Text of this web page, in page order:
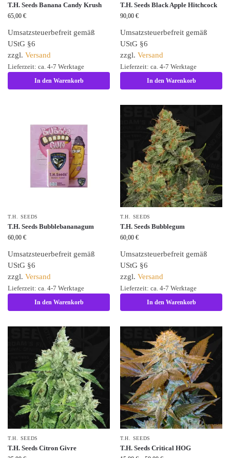
T.H. Seeds Banana Candy Krush
65,00 €
Umsatzsteuerbefreit gemäß
UStG §6
zzgl. Versand
Lieferzeit: ca. 4-7 Werktage
In den Warenkorb
T.H. Seeds Black Apple Hitchcock
90,00 €
Umsatzsteuerbefreit gemäß
UStG §6
zzgl. Versand
Lieferzeit: ca. 4-7 Werktage
In den Warenkorb
T.H. SEEDS
T.H. Seeds Bubblebananagum
60,00 €
Umsatzsteuerbefreit gemäß
UStG §6
zzgl. Versand
Lieferzeit: ca. 4-7 Werktage
In den Warenkorb
T.H. SEEDS
T.H. Seeds Bubblegum
60,00 €
Umsatzsteuerbefreit gemäß
UStG §6
zzgl. Versand
Lieferzeit: ca. 4-7 Werktage
In den Warenkorb
T.H. SEEDS
T.H. Seeds Citron Givre
T.H. SEEDS
T.H. Seeds Critical HOG